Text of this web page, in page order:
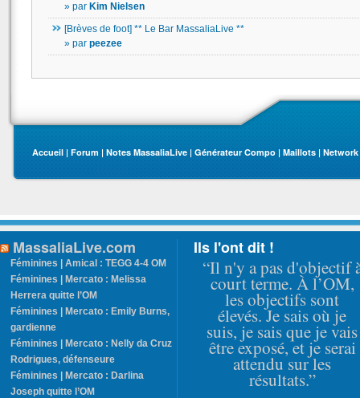
» par Kim Nielsen
[Brèves de foot] ** Le Bar MassaliaLive **
» par peezee
Accueil | Forum | Notes MassaliaLive | Générateur Compo | Maillots | Network
MassaliaLive.com
Féminines | Amical : TEGG 4-4 OM
Féminines | Mercato : Melissa
Herrera quitte l’OM
Féminines | Mercato : Emily Burns,
gardienne
Féminines | Mercato : Nelly da Cruz
Rodrigues, défenseure
Féminines | Mercato : Darlina
Joseph quitte l’OM
Ils l'ont dit !
“Il n'y a pas d'objectif
court terme. À l’OM,
les objectifs sont
élevés. Je sais où je
suis, je sais que je vais
être exposé, et je serai
attendu sur les
résultats.”